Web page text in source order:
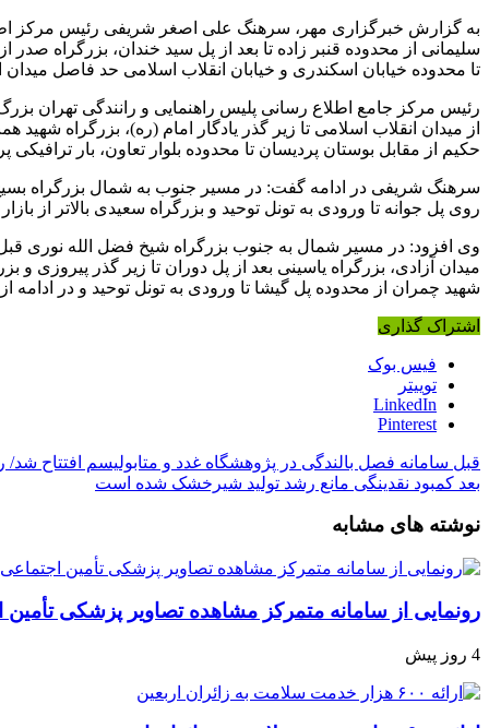
به گزارش خبرگزاری مهر، سرهنگ علی اصغر شریفی رئیس مرکز
سلیمانی از محدوده قنبر زاده تا بعد از پل سید خندان، بزرگراه صدر
تا محدوده خیابان اسکندری و خیابان انقلاب اسلامی حد فاصل
رئیس مرکز جامع اطلاع رسانی پلیس راهنمایی و رانندگی تهران
از میدان انقلاب اسلامی تا زیر گذر یادگار امام (ره)، بزرگراه
حکیم از مقابل بوستان پردیسان تا محدوده بلوار تعاون، بار
سرهنگ شریفی در ادامه گفت: در مسیر جنوب به شمال بزرگراه بسیج
روی پل جوانه تا ورودی به تونل توحید و بزرگراه سعیدی بالاتر از
وی افزود: در مسیر شمال به جنوب بزرگراه شیخ فضل الله نوری
میدان آزادی، بزرگراه یاسینی بعد از پل دوران تا زیر گذر پیروزی
شهید چمران از محدوده پل گیشا تا ورودی به تونل توحید و در ادامه
اشتراک گذاری
فیس بوک
توییتر
LinkedIn
Pinterest
قبل سامانه فصل بالندگی در پژوهشگاه غدد و متابولیسم افتتاح شد/
بعد کمبود نقدینگی مانع رشد تولید شیرخشک شده است
نوشته های مشابه
رونمایی از سامانه متمرکز مشاهده تصاویر پزشکی تأمین
4 روز پیش